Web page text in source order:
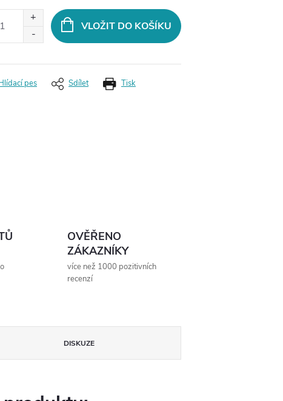
VLOŽIT DO KOŠÍKU
Tisk
pes Sdílet
OVĚŘENO
ZÁKAZNÍKY
více než 1000 pozitivních
recenzí
DISKUZE